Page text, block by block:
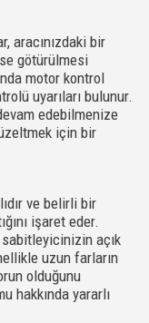
aracınızdaki bir
götürülmesi
motor kontrol
uyarıları bulunur.
edebilmenize
için bir
ve belirli bir
işaret eder.
sabitleyicinizin açık
uzun farların
olduğunu
hakkında yararlı